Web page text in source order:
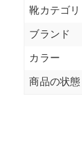
靴カテゴリ
ブランド
カラー
商品の状態